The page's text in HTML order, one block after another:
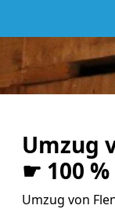
Umzug
☛ 100
Umzug von